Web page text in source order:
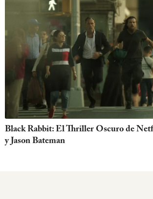
Black Rabbit: El Thriller Oscuro de
y Jason Bateman